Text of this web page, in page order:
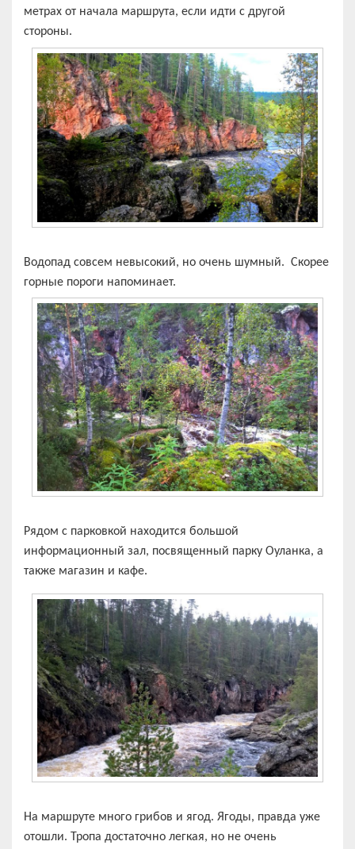
метрах от начала маршрута, если идти с другой
стороны.
Водопад совсем невысокий, но очень шумный. Скорее
горные пороги напоминает.
Рядом с парковкой находится большой
информационный зал, посвященный парку Оуланка, а
также магазин и кафе.
На маршруте много грибов и ягод. Ягоды, правда уже
отошли. Тропа достаточно легкая, но не очень